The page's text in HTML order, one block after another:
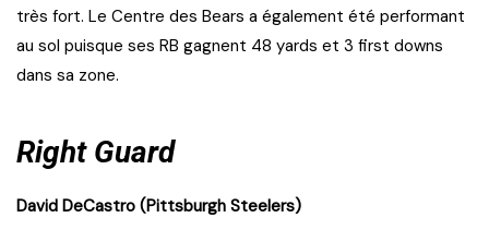
très fort. Le Centre des Bears a également été performant
au sol puisque ses RB gagnent 48 yards et 3 first downs
dans sa zone.
Right Guard
David DeCastro (Pittsburgh Steelers)